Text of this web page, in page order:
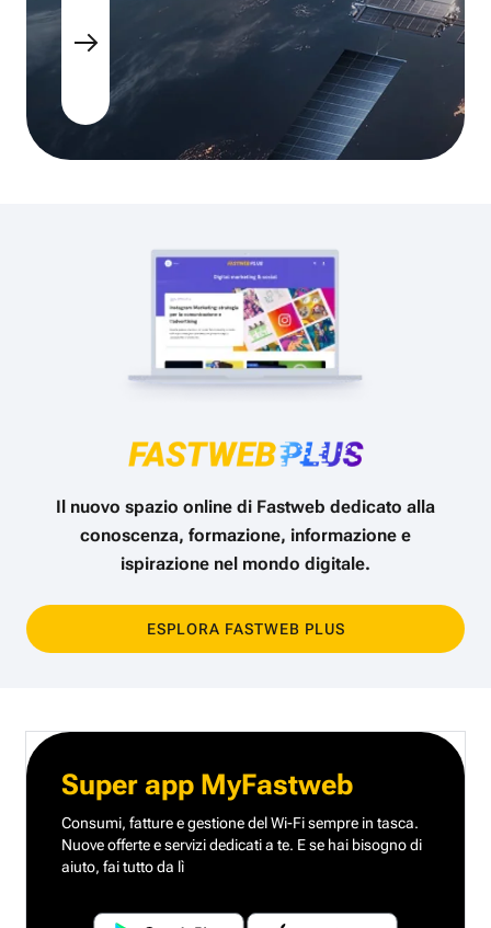
Il nuovo spazio online di Fastweb dedicato alla
conoscenza, formazione, informazione e
ispirazione nel mondo digitale.
ESPLORA FASTWEB PLUS
Super app MyFastweb
Consumi, fatture e gestione del Wi-Fi sempre in tasca.
Nuove offerte e servizi dedicati a te. E se hai bisogno di
aiuto, fai tutto da lì